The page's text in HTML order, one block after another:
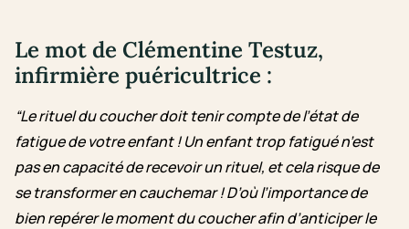
Le mot de Clémentine Testuz,
infirmière puéricultrice :
“Le rituel du coucher doit tenir compte de l’état de
fatigue de votre enfant ! Un enfant trop fatigué n’est
pas en capacité de recevoir un rituel, et cela risque de
se transformer en cauchemar ! D’où l’importance de
bien repérer le moment du coucher afin d’anticiper le